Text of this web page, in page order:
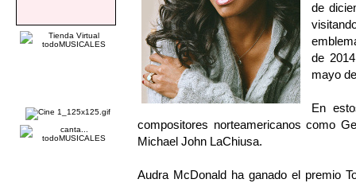
de
de
mayo
En
compositores norteamericanos como
Michael John LaChiusa.
Audra McDonald ha ganado el premio